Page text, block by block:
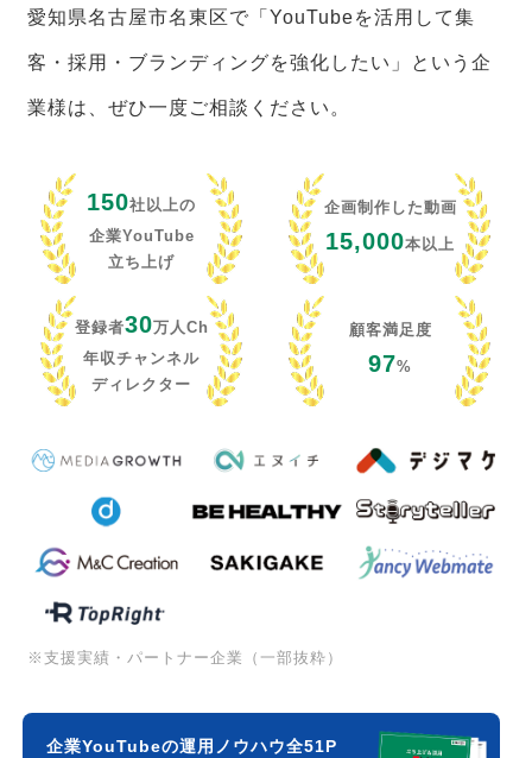
愛知県名古屋市名東区で「YouTubeを活用して集
客・採用・ブランディングを強化したい」という企
業様は、ぜひ一度ご相談ください。
150社以上の
企業YouTube
立ち上げ
企画制作した動画
15,000本以上
登録者30万人Ch
年収チャンネル
ディレクター
顧客満足度
97%
※支援実績・パートナー企業（一部抜粋）
企業YouTubeの運用ノウハウ全51P